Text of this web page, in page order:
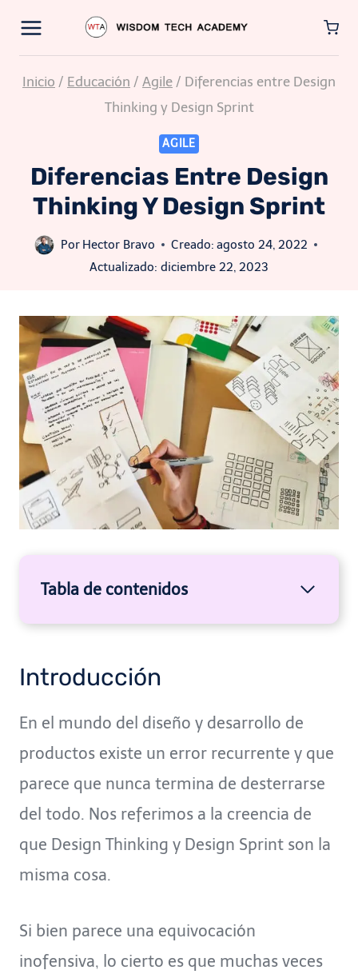
contenido
Inicio / Educación / Agile / Diferencias entre Design
Thinking y Design Sprint
AGILE
Diferencias Entre Design
Thinking Y Design Sprint
Por Hector Bravo Creado: agosto 24, 2022
Actualizado: diciembre 22, 2023
Tabla de contenidos
Introducción
En el mundo del diseño y desarrollo de
productos existe un error recurrente y que
parece que nunca termina de desterrarse
del todo. Nos referimos a la creencia de
que Design Thinking y Design Sprint son la
misma cosa.
Si bien parece una equivocación
inofensiva, lo cierto es que muchas veces